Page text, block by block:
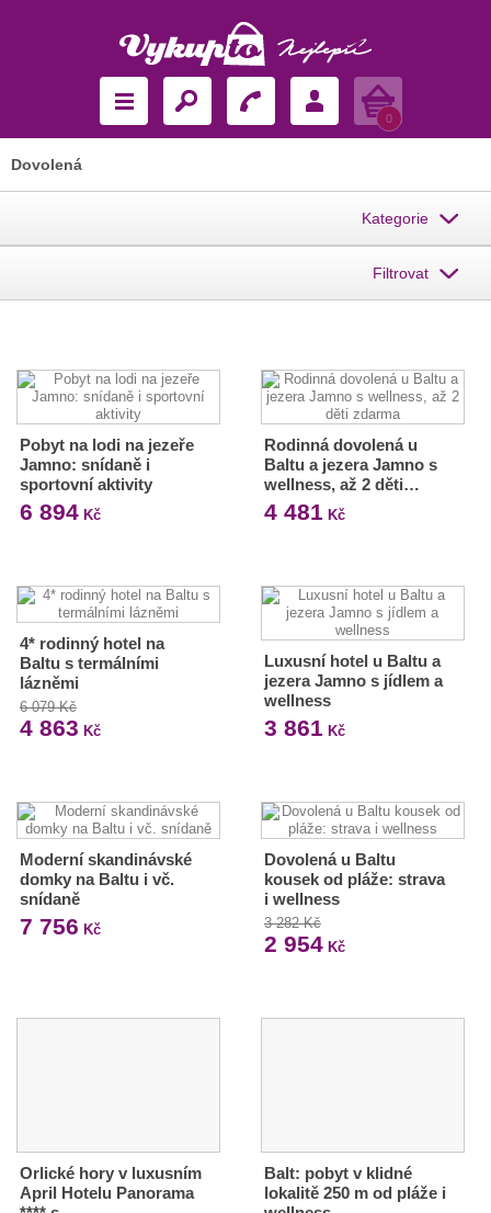
Košík
0
Dovolená
Kategorie
Filtrovat
Pobyt na lodi na jezeře
Jamno: snídaně i
sportovní aktivity
6 894 Kč
Rodinná dovolená u
Baltu a jezera Jamno s
wellness, až 2 děti…
4 481 Kč
4* rodinný hotel na
Baltu s termálními
lázněmi
6 079 Kč
4 863 Kč
Luxusní hotel u Baltu a
jezera Jamno s jídlem a
wellness
3 861 Kč
Moderní skandinávské
domky na Baltu i vč.
snídaně
7 756 Kč
Dovolená u Baltu
kousek od pláže: strava
i wellness
3 282 Kč
2 954Kč
Orlické hory v luxusním
April Hotelu Panorama
Balt: pobyt v klidné
lokalitě 250 m od pláže i